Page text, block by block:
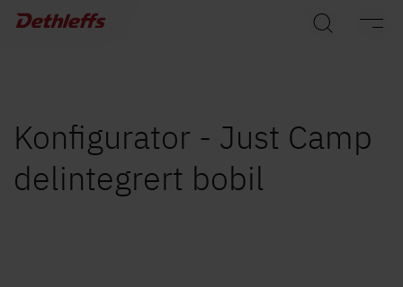
Bobiler
Camper Vans
Konfigurator - Just Camp
delintegrert bobil